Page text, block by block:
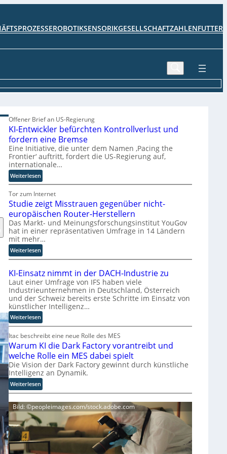
ROBOTIKSENSORIKGESELLSCHAFTZAHLENFUTTER
Offener Brief an US-Regierung
KI-Entwickler befürchten Kontrollverlust und
fordern eine Bremse
Eine Initiative, die unter dem Namen ‚Pacing the
Frontier‘ auftritt, fordert die US-Regierung auf,
internationale…
Weiterlesen:
K
I
-
E
n
t
i
c
l
e
r
b
e
f
r
c
h
t
e
n
K
o
n
t
o
Tor zum Internet
Studie zeigt Misstrauen gegenüber nicht-
europäischen Router-Herstellern
Das Markt- und Meinungsforschungsinstitut YouGov
hat in einer repräsentativen Umfrage in 14 Ländern
mit mehr…
Weiterlesen:
S
u
d
i
e
z
e
t
M
i
s
s
t
r
a
u
n
g
KI-Einsatz nimmt in der DACH-Industrie zu
Laut einer Umfrage von IFS haben viele
Industrieunternehmen in Deutschland, Österreich
und der Schweiz bereits erste Schritte im Einsatz von
künstlicher Intelligenz…
Weiterlesen:
K
I
-
E
i
n
s
a
z
i
m
Itac beschreibt eine neue Rolle des MES
Warum KI die Dark Factory vorantreibt und
welche Rolle ein MES dabei spielt
Die Vision der Dark Factory gewinnt durch künstliche
Intelligenz an Dynamik.
Weiterlesen:
W
a
r
u
m
K
Bild: ©peopleimages.com/stock.adobe.com